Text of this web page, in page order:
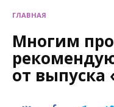
ГЛАВНАЯ
Многим
от выпуска